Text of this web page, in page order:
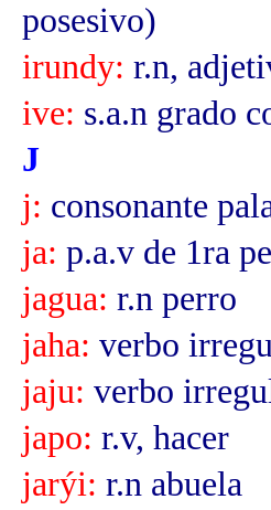
posesivo)
irundy: r.n,
ive: s.a.n grado
J
j: consonante
ja: p.a.v de 1ra
jagua: r.n perro
jaha: verbo
jaju: verbo
japo: r.v, hacer
jarýi: r.n abuela